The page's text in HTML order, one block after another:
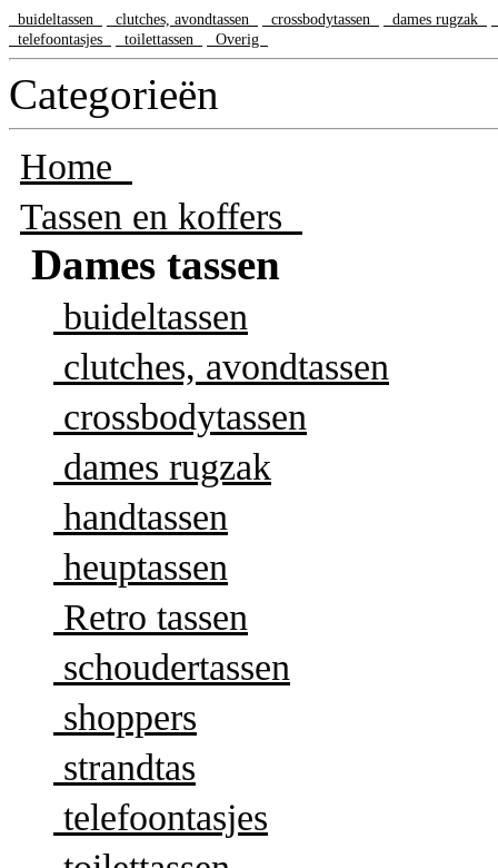
buideltassen clutches, avondtassen crossbodytassen dames rugzak
telefoontasjes
toilettassen Overig
Categorieën
Home
Tassen en koffers
Dames tassen
buideltassen
clutches, avondtassen
crossbodytassen
dames rugzak
handtassen
heuptassen
Retro tassen
schoudertassen
shoppers
strandtas
telefoontasjes